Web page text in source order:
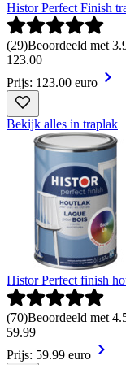
Histor Perfect Finish
(29)Beoordeeld met
123.00
Prijs: 123.00 euro
Bekijk alles in traplak
Histor Perfect finish
(70)Beoordeeld met
59.99
Prijs: 59.99 euro